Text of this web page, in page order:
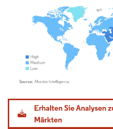
Bild © Mordor Intelligence.